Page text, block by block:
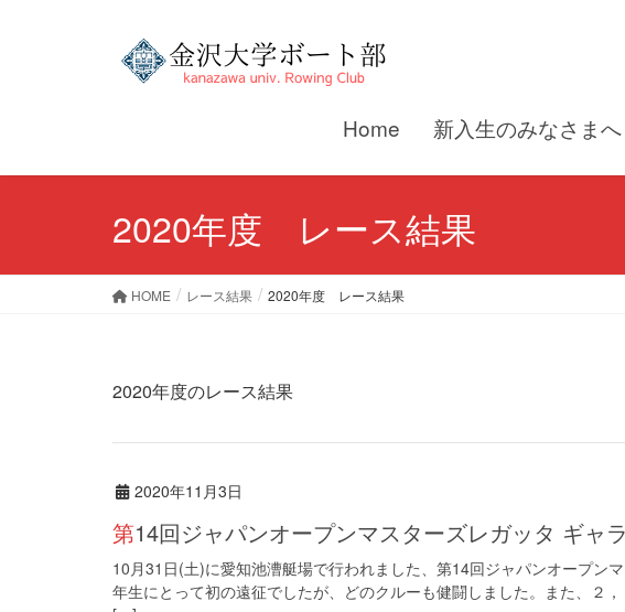
Home 新入生のみなさまへ
2020年度 レース結果
HOME レース結果 2020年度 レース結果
2020年度のレース結果
2020年11月3日
第14回ジャパンオープンマスターズレガッタ ギャ
10月31日(土)に愛知池漕艇場で行われました、第14回ジャパンオープン
年生にとって初の遠征でしたが、どのクルーも健闘しました。また、２